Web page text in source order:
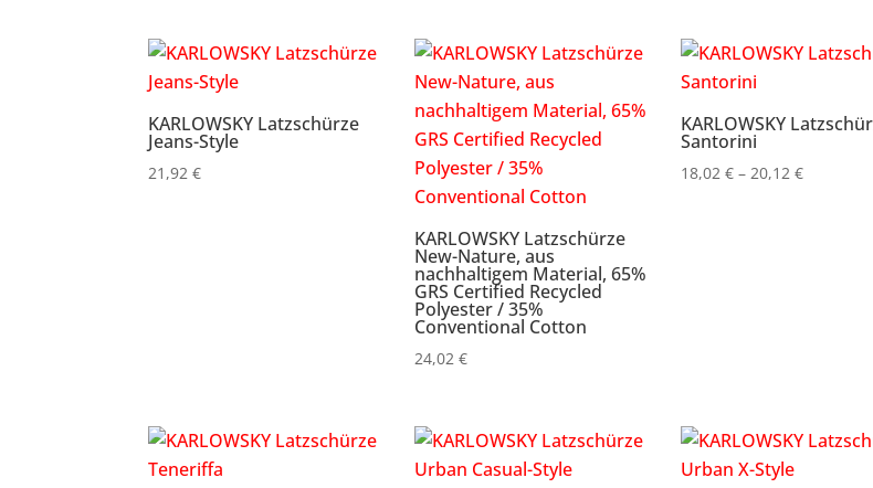
KARLOWSKY Latzschürze
Jeans-Style
21,92€
KARLOWSKY Latzschürze
New-Nature, aus
nachhaltigem Material, 65%
GRS Certified Recycled
Polyester / 35%
Conventional Cotton
24,02€
KARLOWSKY
Santorini
18,02€ –20,12€